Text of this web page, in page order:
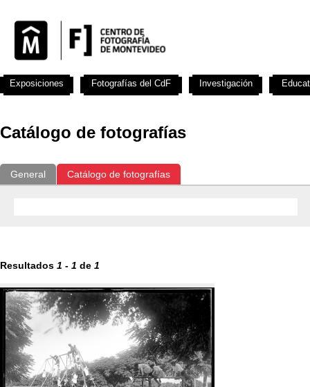
Catálogo de fotografías
General Catálogo de fotografías
Resultados 1 - 1 de 1
Exposiciones Fotografías del CdF Investigación